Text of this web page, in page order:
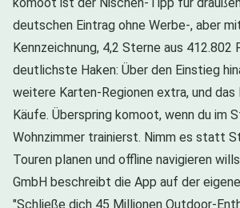
deutschen Eintrag ohne Werbe-, aber
Kennzeichnung, 4,2 Sterne aus 412.802
deutlichste Haken: Über den Einstieg
weitere Karten-Regionen extra, und
Käufe. Überspring komoot, wenn du im
Wohnzimmer trainierst. Nimm es statt
Touren planen und offline navigieren
GmbH beschreibt die App auf der
"Schließe dich 45 Millionen Outdoor-